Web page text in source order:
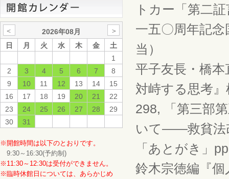
＜ 2026年08月
＞
日
月 火 水 木 金
土
1
2
3 4 5 6 7
8
9
10 11 12 13 14
15
16
17 18 19 20 21
22
23
24 25 26 27 28
29
30
31
※開館時間は以下のとおりです。
9:30～16:30(予約制)
※11:30～12:30は受付ができません。
※臨時休館日については、あらかじめ
トカー「第二
一五〇周年記
当）
平子友長・橋
対峙する思考
298, 「第三部
いて――救貧法
「あとがき」
鈴木宗徳編『